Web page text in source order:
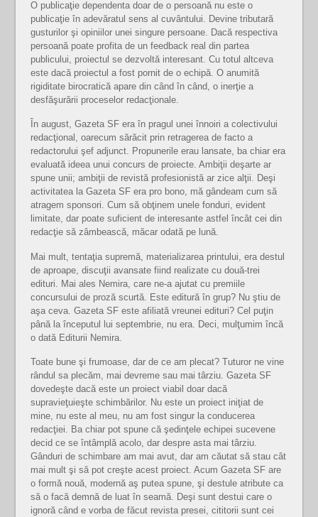
O publicaţie dependenta doar de o persoană nu este o
publicaţie în adevăratul sens al cuvântului. Devine tributară
gusturilor şi opiniilor unei singure persoane. Dacă respectiva
persoană poate profita de un feedback real din partea
publicului, proiectul se dezvoltă interesant. Cu totul altceva
este dacă proiectul a fost pornit de o echipă. O anumită
rigiditate birocratică apare din când în când, o inerţie a
desfăşurării proceselor redacţionale.
În august, Gazeta SF era în pragul unei înnoiri a colectivului
redacţional, oarecum sărăcit prin retragerea de facto a
redactorului şef adjunct. Propunerile erau lansate, ba chiar era
evaluată ideea unui concurs de proiecte. Ambiţii deşarte ar
spune unii; ambiţii de revistă profesionistă ar zice alţii. Deşi
activitatea la Gazeta SF era pro bono, mă gândeam cum să
atragem sponsori. Cum să obţinem unele fonduri, evident
limitate, dar poate suficient de interesante astfel încât cei din
redacţie să zâmbească, măcar odată pe lună.
Mai mult, tentaţia supremă, materializarea printului, era destul
de aproape, discuţii avansate fiind realizate cu două-trei
edituri. Mai ales Nemira, care ne-a ajutat cu premiile
concursului de proză scurtă. Este editură în grup? Nu ştiu de
aşa ceva. Gazeta SF este afiliată vreunei edituri? Cel puţin
până la începutul lui septembrie, nu era. Deci, mulţumim încă
o dată Editurii Nemira.
Toate bune şi frumoase, dar de ce am plecat? Tuturor ne vine
rândul sa plecăm, mai devreme sau mai târziu. Gazeta SF
dovedeşte dacă este un proiect viabil doar dacă
supravieţuieşte schimbărilor. Nu este un proiect iniţiat de
mine, nu este al meu, nu am fost singur la conducerea
redacţiei. Ba chiar pot spune că şedinţele echipei sucevene
decid ce se întâmplă acolo, dar despre asta mai târziu.
Gânduri de schimbare am mai avut, dar am căutat să stau cât
mai mult şi să pot creşte acest proiect. Acum Gazeta SF are
o formă nouă, modernă aş putea spune, şi destule atribute ca
să o facă demnă de luat în seamă. Deşi sunt destui care o
ignoră când e vorba de făcut revista presei, cititorii sunt cei